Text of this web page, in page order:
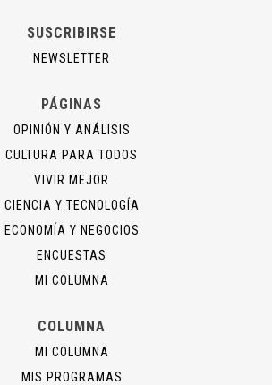
SUSCRIBIRSE
NEWSLETTER
PÁGINAS
OPINIÓN Y ANÁLISIS
CULTURA PARA TODOS
VIVIR MEJOR
CIENCIA Y TECNOLOGÍA
ECONOMÍA Y NEGOCIOS
ENCUESTAS
MI COLUMNA
COLUMNA
MI COLUMNA
MIS PROGRAMAS